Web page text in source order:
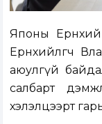
Японы
Ерөнхийлөгч
аюулгүй
салбарт
хэлэлцээрт